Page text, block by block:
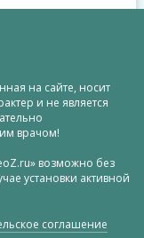
на сайте, носит
и не является
врачом!
возможно без
установки активной
соглашение